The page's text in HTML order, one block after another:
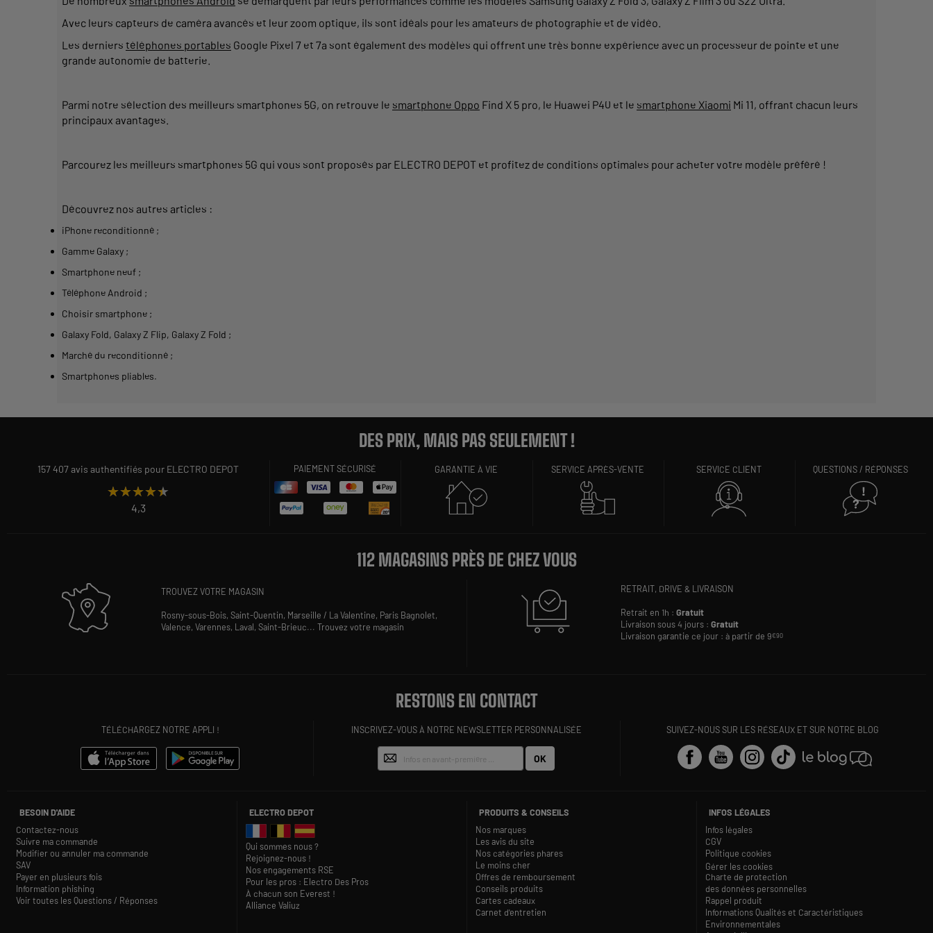
Avec leurs capteurs de caméra avancés et leurzoom optique, ils sont idéals pour les amateurs de photographie et de vidéo.
Les derniers téléphones portables Google Pixel 7 et 7a sont également des modèles qui offrent une très bonne expérience avec un processeur de pointe et une
grande autonomie de batterie.
Parmi notre sélection des meilleurs smartphones 5G, on retrouve le smartphone Oppo Find X 5 pro, le Huawei P40 et le smartphone Xiaomi Mi 11, offrant chacun leurs
principaux avantages.
Parcourez les meilleurs smartphones 5G qui vous sont proposés par ELECTRO DEPOT et profitez de conditions optimales pour achetervotre modèle préféré !
Découvrez nos autres articles :
iPhone reconditionné ;
Gamme Galaxy ;
Smartphone neuf ;
Téléphone Android ;
Choisir smartphone ;
Galaxy Fold, Galaxy Z Flip, Galaxy Z Fold ;
Marché du reconditionné ;
Smartphones pliables.
DES PRIX, MAIS PAS SEULEMENT !
157 407 avis authentifiés pour ELECTRO DEPOT
★★★★★
★★★★★
4,3
PAIEMENT SÉCURISÉ GARANTIE À VIE SERVICE APRÈS-VENTE SERVICE CLIENT QUESTIONS / RÉPONSES
112 MAGASINS PRÈS DE CHEZ VOUS
TROUVEZ VOTRE MAGASIN
Rosny-sous-Bois,Saint-Quentin, Marseille / La Valentine, Paris Bagnolet,
Valence,Varennes, Laval,Saint-Brieuc...Trouvez votre magasin
RETRAIT, DRIVE & LIVRAISON
Retrait en 1h :Gratuit
Livraison sous 4 jours :Gratuit
Livraison garantie ce jour : à partir de 9€90
RESTONS EN CONTACT
TÉLÉCHARGEZ NOTRE APPLI ! INSCRIVEZ-VOUS À NOTRE NEWSLETTER PERSONNALISÉE
OK
SUIVEZ-NOUS SUR LES RÉSEAUX ET SUR NOTRE BLOG
BESOIN D'AIDE
Contactez-nous
Suivre ma commande
Modifier ou annuler ma commande
SAV
Payer en plusieurs fois
Information phishing
Voir toutes les Questions / Réponses
ELECTRO DEPOT
Qui sommes nous ?
Rejoignez-nous !
Nos engagements RSE
Pour les pros : Electro Des Pros
À chacun son Everest !
Alliance Valiuz
PRODUITS & CONSEILS
Nos marques
Les avis du site
Nos catégories phares
Le moins cher
Offres de remboursement
Conseils produits
Cartes cadeaux
Carnet d'entretien
INFOS LÉGALES
Infos légales
CGV
Politique cookies
Gérer les cookies
Charte de protection
des données personnelles
Rappel produit
Informations Qualités et Caractéristiques
Environnementales